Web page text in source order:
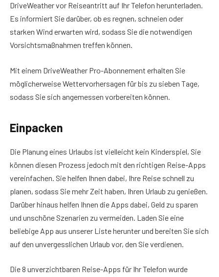
DriveWeather vor Reiseantritt auf Ihr Telefon herunterladen.
Es informiert Sie darüber, ob es regnen, schneien oder
starken Wind erwarten wird, sodass Sie die notwendigen
Vorsichtsmaßnahmen treffen können.
Mit einem DriveWeather Pro-Abonnement erhalten Sie
möglicherweise Wettervorhersagen für bis zu sieben Tage,
sodass Sie sich angemessen vorbereiten können.
Einpacken
Die Planung eines Urlaubs ist vielleicht kein Kinderspiel, Sie
können diesen Prozess jedoch mit den richtigen Reise-Apps
vereinfachen. Sie helfen Ihnen dabei, Ihre Reise schnell zu
planen, sodass Sie mehr Zeit haben, Ihren Urlaub zu genießen.
Darüber hinaus helfen Ihnen die Apps dabei, Geld zu sparen
und unschöne Szenarien zu vermeiden. Laden Sie eine
beliebige App aus unserer Liste herunter und bereiten Sie sich
auf den unvergesslichen Urlaub vor, den Sie verdienen.
Die 8 unverzichtbaren Reise-Apps für Ihr Telefon wurde